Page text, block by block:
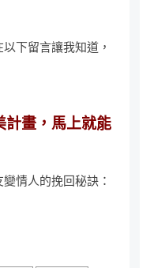
下留言讓我知道，
計畫，馬上就能
情人的挽回秘訣：